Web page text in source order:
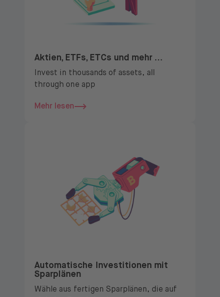
Aktien, ETFs, ETCs und mehr …
Invest in thousands of assets, all
through one app
Mehr lesen
Automatische Investitionen mit
Sparplänen
Wähle aus fertigen Sparplänen, die auf